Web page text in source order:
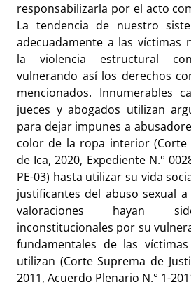
responsabilizarla por el acto
La tendencia de nuestro
adecuadamente a las víctimas
la violencia estructural
vulnerando así los derechos
mencionados. Innumerables
jueces y abogados utilizan
para dejar impunes a
color de la ropa interior (Corte
de Ica, 2020, Expediente N.°
PE-03) hasta utilizar su vida
justificantes del abuso sexual
valoraciones hayan
inconstitucionales por su
fundamentales de las
utilizan (Corte Suprema de
2011, Acuerdo Plenario N.° 1-